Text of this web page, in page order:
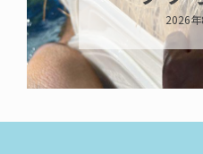
2026年8月6日